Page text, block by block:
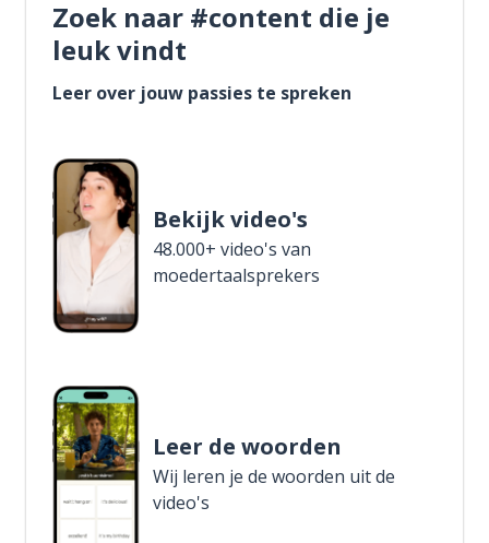
Zoek naar #content die je
leuk vindt
Leer over jouw passies te spreken
Bekijk video's
48.000+ video's van
moedertaalsprekers
Leer de woorden
Wij leren je de woorden uit de
video's